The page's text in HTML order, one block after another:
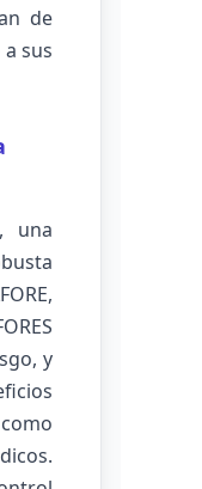
de
sus
una
y